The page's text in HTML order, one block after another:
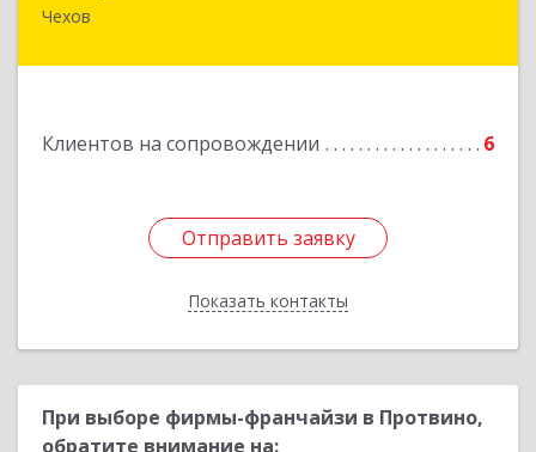
Чехов
Клиентов на сопровождении 6
Отправить заявку
Показать контакты
142350, Московская обл, Чехов м.о., Столбовая
Отправить заявку
Назад
При выборе фирмы-франчайзи в Протвино,
обратите внимание на: